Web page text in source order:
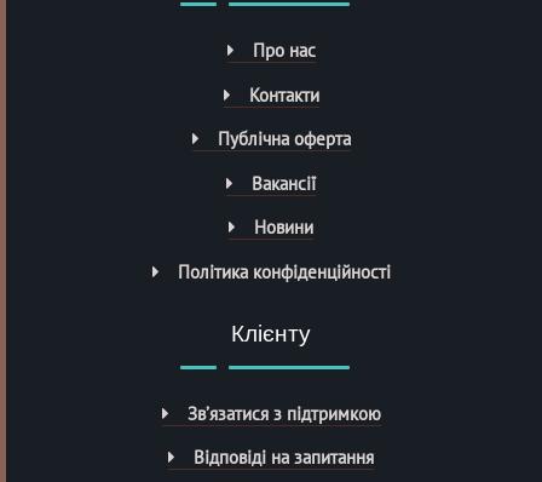
Про нас
Контакти
Публічна оферта
Вакансії
Новини
Політика конфіденційності
Клієнту
Зв’язатися з підтримкою
Відповіді на запитання